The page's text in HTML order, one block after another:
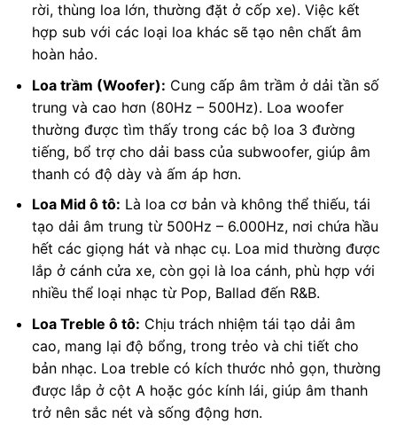
rời, thùng loa lớn, thường đặt ở cốp xe). Việc kết
hợp sub với các loại loa khác sẽ tạo nên chất âm
hoàn hảo.
Loa trầm (Woofer): Cung cấp âm trầm ở dải tần số
trung và cao hơn (80Hz – 500Hz). Loa woofer
thường được tìm thấy trong các bộ loa 3 đường
tiếng, bổ trợ cho dải bass của subwoofer, giúp âm
thanh có độ dày và ấm áp hơn.
Loa Mid ô tô: Là loa cơ bản và không thể thiếu, tái
tạo dải âm trung từ 500Hz – 6.000Hz, nơi chứa hầu
hết các giọng hát và nhạc cụ. Loa mid thường được
lắp ở cánh cửa xe, còn gọi là loa cánh, phù hợp với
nhiều thể loại nhạc từ Pop, Ballad đến R&B.
Loa Treble ô tô: Chịu trách nhiệm tái tạo dải âm
cao, mang lại độ bổng, trong trẻo và chi tiết cho
bản nhạc. Loa treble có kích thước nhỏ gọn, thường
được lắp ở cột A hoặc góc kính lái, giúp âm thanh
trở nên sắc nét và sống động hơn.